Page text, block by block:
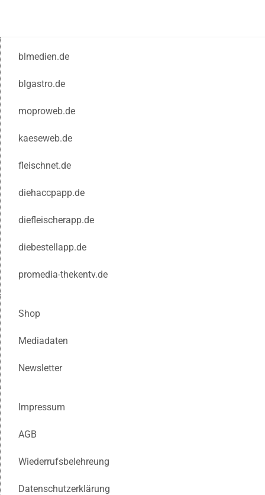
blmedien.de
blgastro.de
moproweb.de
kaeseweb.de
fleischnet.de
diehaccpapp.de
diefleischerapp.de
diebestellapp.de
promedia-thekentv.de
Shop
Mediadaten
Newsletter
Impressum
AGB
Wiederrufsbelehreung
Datenschutzerklärung